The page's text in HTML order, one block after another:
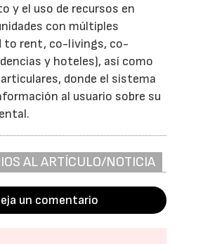
y el uso de recursos en
con múltiples
to rent, co-livings, co-
y hoteles), así como
donde el sistema
al usuario sobre su
AL ARTÍCULO/NOTICIA
un comentario